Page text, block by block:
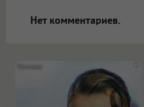
Нет комментариев.
i